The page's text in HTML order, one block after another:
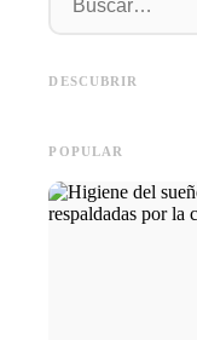
DESCUBRIR
carrera
POPULAR